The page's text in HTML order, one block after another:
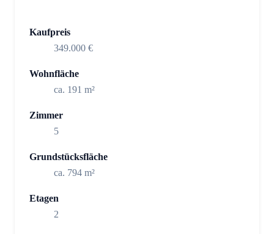
Kaufpreis
349.000 €
Wohnfläche
ca. 191 m²
Zimmer
5
Grundstücksfläche
ca. 794 m²
Etagen
2